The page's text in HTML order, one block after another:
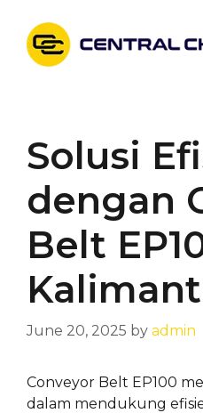
content
Solusi
dengan
Belt
June 20, 2025 by admin
Conveyor Belt EP100
dalam mendukung